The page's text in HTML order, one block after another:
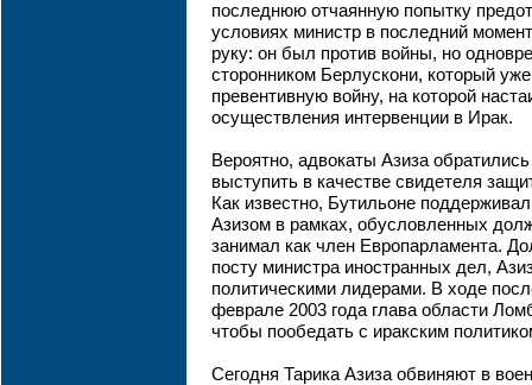
последнюю отчаянную попытку
условиях министр в последний
руку: он был против войны, но
сторонником Берлускони, который
превентивную войну, на которой
осуществления интервенции в Ирак.
Вероятно, адвокаты Азиза
выступить в качестве свидетеля
Как известно, Бутильоне
Азизом в рамках, обусловленных
занимал как член Европарламента.
посту министра иностранных дел,
политическими лидерами. В ходе
феврале 2003 года глава области
чтобы пообедать с иракским
Сегодня Тарика Азиза обвиняют в